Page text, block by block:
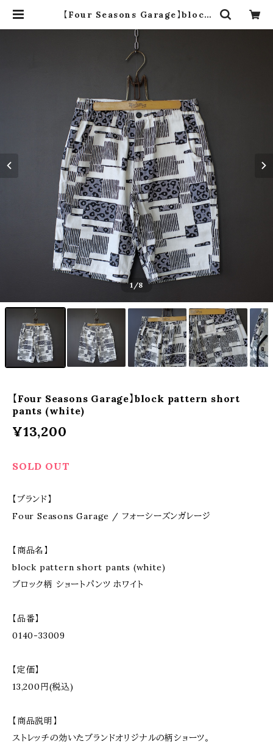
【Four Seasons Garage】block
dros dro
1 /8
【Four Seasons Garage】block pattern short
pants (white)
¥13,200
SOLD OUT
【ブランド】
Four Seasons Garage / フォーシーズンガレージ
【商品名】
block pattern short pants (white)
ブロック柄 ショートパンツ ホワイト
【品番】
0140-33009
【定価】
13,200円(税込)
【商品説明】
ストレッチの効いたブランドオリジナルの柄ショーツ。